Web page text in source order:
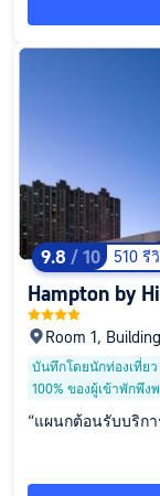
9.8 / 10 510 รี
Hampton by
Room 1,
gyu Avenue,
อัน, เจียงซู, จีน
บันทึกโดยนักท่องเที่ย
100% ของผู้เข้าพักพึง
“แผนกต้อนรับบริกา
นึ่งในห้องที่น่าพึง